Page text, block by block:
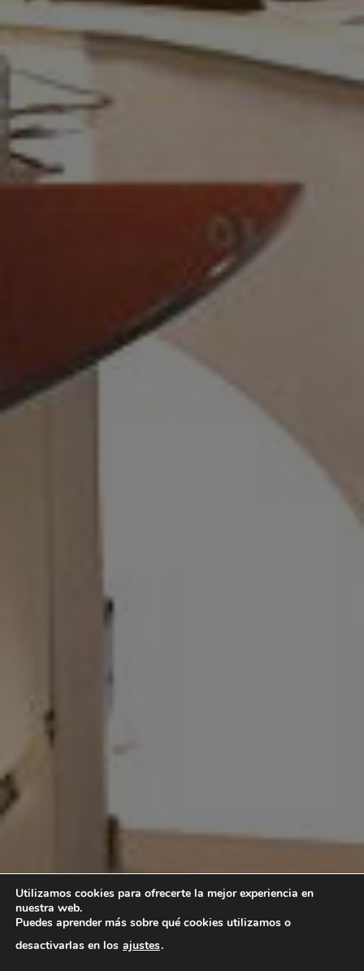
Utilizamos cookies para ofrecerte la mejor experiencia en
nuestra web.
Puedes aprender más sobre qué cookies utilizamos o
desactivarlas en los ajustes.